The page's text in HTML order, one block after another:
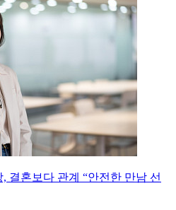
결혼보다 관계 “안전한 만남 선